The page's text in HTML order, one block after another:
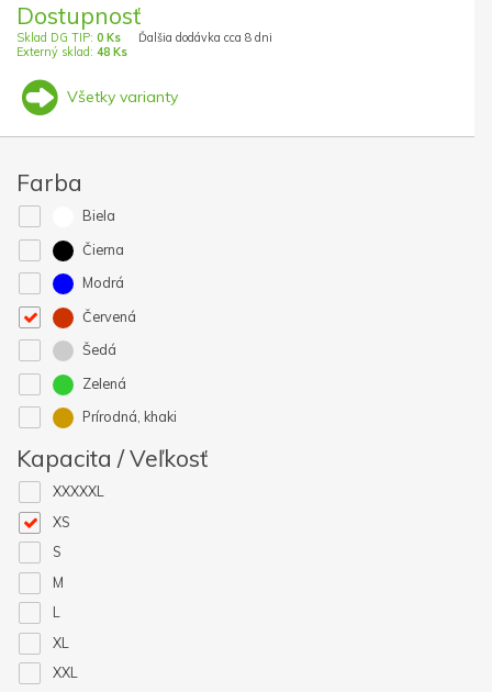
Dostupnosť
Sklad DG TIP: 0 Ks
Externý sklad: 48 Ks
Ďalšia dodávka cca 8 dni
Všetky varianty
Farba
Biela
Čierna
Modrá
Červená
Šedá
Zelená
Prírodná, khaki
Kapacita / Veľkosť
XXXXXL
XS
S
M
L
XL
XXL